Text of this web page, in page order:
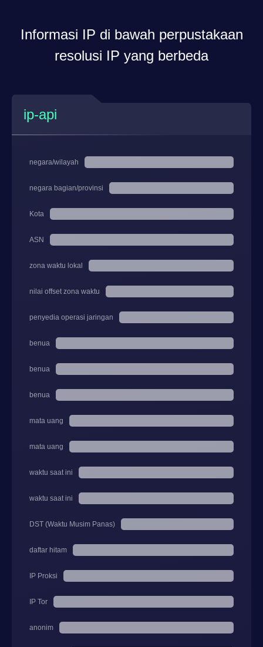
Informasi IP di bawah perpustakaan
resolusi IP yang berbeda
ip-api
negara/wilayah
negara bagian/provinsi
Kota
ASN
zona waktu lokal
nilai offset zona waktu
penyedia operasi jaringan
benua
benua
benua
mata uang
mata uang
waktu saat ini
waktu saat ini
DST (Waktu Musim Panas)
daftar hitam
IP Proksi
IP Tor
anonim